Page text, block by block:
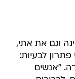
וגם את אתי,
לבעיות:
"אנשים